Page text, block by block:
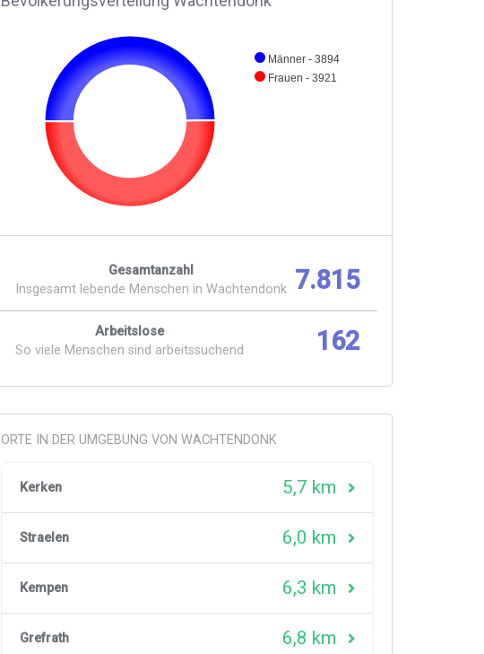
Männer - 3894
Frauen - 3921
Gesamtanzahl
Insgesamt lebende Menschen in Wachtendonk 7.815
Arbeitslose
So viele Menschen sind arbeitssuchend
162
ORTE IN DER UMGEBUNG VON WACHTENDONK
Kerken 5,7 km
Straelen 6,0 km
Kempen 6,3 km
Grefrath 6,8 km